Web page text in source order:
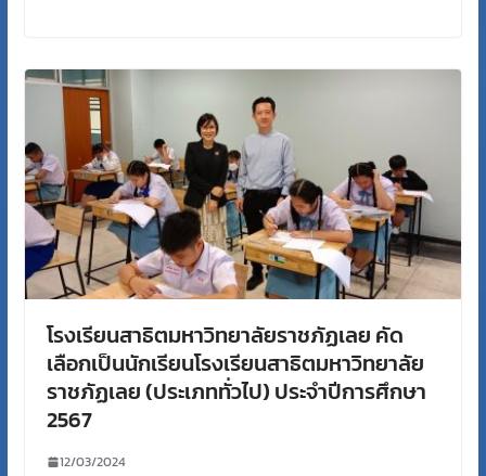
โรงเรียนสาธิตมหาวิทยาลัยราชภัฏเลย คัด
เลือกเป็นนักเรียนโรงเรียนสาธิตมหาวิทยาลัย
ราชภัฏเลย (ประเภททั่วไป) ประจำปีการศึกษา
2567
12/03/2024